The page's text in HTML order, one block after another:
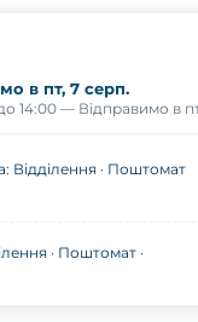
в пт, 7 серп.
14:00 — Відправимо в
Відділення · Поштомат
· Поштомат ·